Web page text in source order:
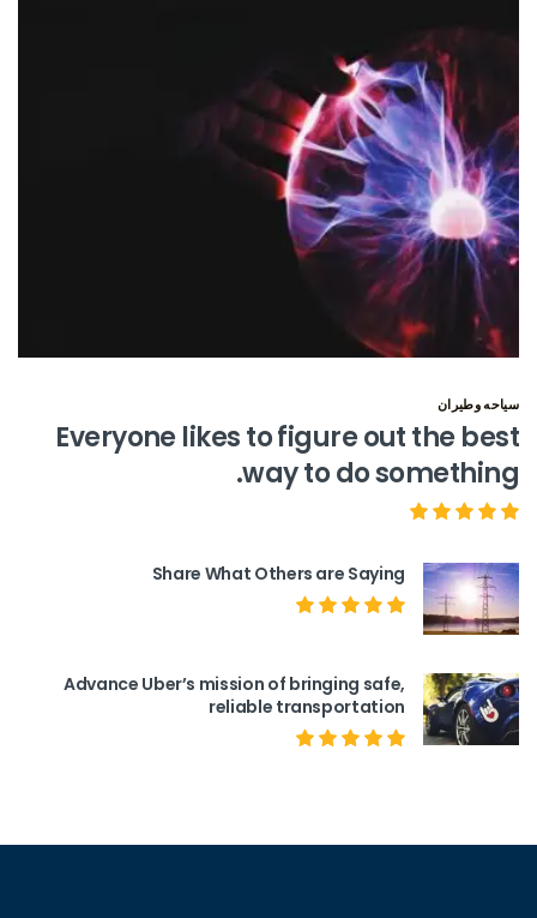
سياحه وطيران
Everyone likes to figure out the best
way to do something.
Share What Others are Saying
Advance Uber’s mission of bringing safe,
reliable transportation